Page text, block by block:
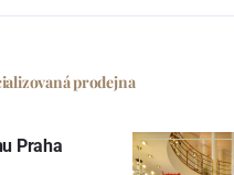
prodejna
Praha